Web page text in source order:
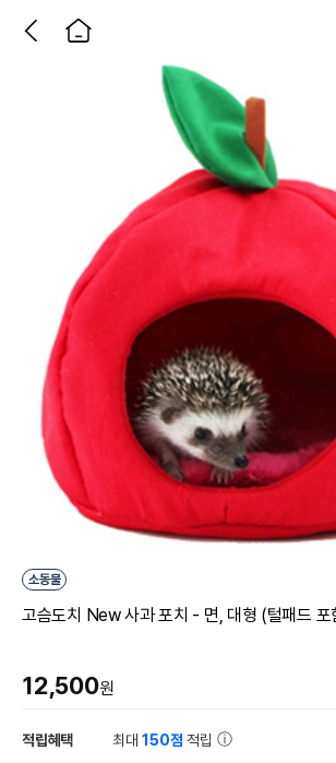
소동물
고슴도치 New 사과 포치 - 면, 대형 (털패드 포
12,500원
적립혜택 최대150점 적립